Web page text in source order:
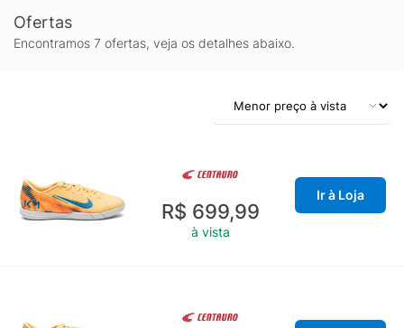
Ofertas
Encontramos 7 ofertas, veja os detalhes abaixo.
R$ 699,99
à vista
Ir à Loja